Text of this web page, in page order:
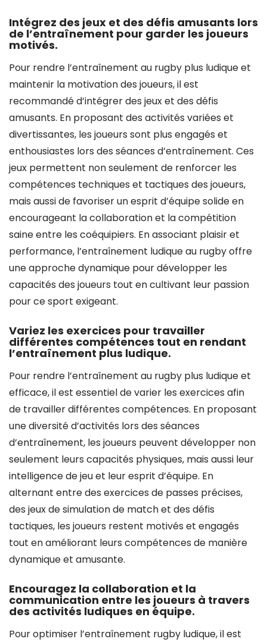
Intégrez des jeux et des défis amusants lors
de l’entraînement pour garder les joueurs
motivés.
Pour rendre l’entraînement au rugby plus ludique et
maintenir la motivation des joueurs, il est
recommandé d’intégrer des jeux et des défis
amusants. En proposant des activités variées et
divertissantes, les joueurs sont plus engagés et
enthousiastes lors des séances d’entraînement. Ces
jeux permettent non seulement de renforcer les
compétences techniques et tactiques des joueurs,
mais aussi de favoriser un esprit d’équipe solide en
encourageant la collaboration et la compétition
saine entre les coéquipiers. En associant plaisir et
performance, l’entraînement ludique au rugby offre
une approche dynamique pour développer les
capacités des joueurs tout en cultivant leur passion
pour ce sport exigeant.
Variez les exercices pour travailler
différentes compétences tout en rendant
l’entraînement plus ludique.
Pour rendre l’entraînement au rugby plus ludique et
efficace, il est essentiel de varier les exercices afin
de travailler différentes compétences. En proposant
une diversité d’activités lors des séances
d’entraînement, les joueurs peuvent développer non
seulement leurs capacités physiques, mais aussi leur
intelligence de jeu et leur esprit d’équipe. En
alternant entre des exercices de passes précises,
des jeux de simulation de match et des défis
tactiques, les joueurs restent motivés et engagés
tout en améliorant leurs compétences de manière
dynamique et amusante.
Encouragez la collaboration et la
communication entre les joueurs à travers
des activités ludiques en équipe.
Pour optimiser l’entraînement rugby ludique, il est